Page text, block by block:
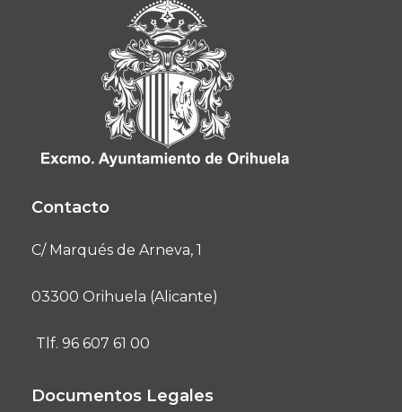
Contacto
C/ Marqués de Arneva, 1
03300 Orihuela (Alicante)
Tlf. 96 607 61 00
Documentos Legales